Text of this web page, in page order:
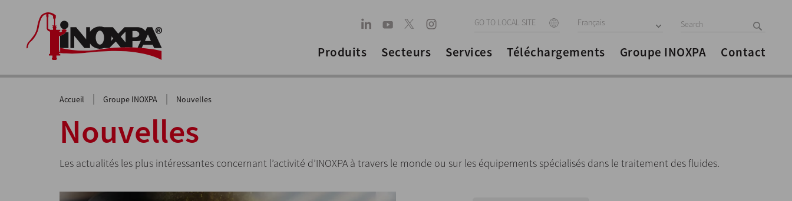
GO TO LOCAL SITE Français
Produits Secteurs Services Téléchargements Groupe INOXPA Contact
Accueil | Groupe INOXPA | Nouvelles
Nouvelles
Les actualités les plus intéressantes concernant l’activité d’INOXPA à travers le monde ou sur les équipements spécialisés dans le traitement des fluides.